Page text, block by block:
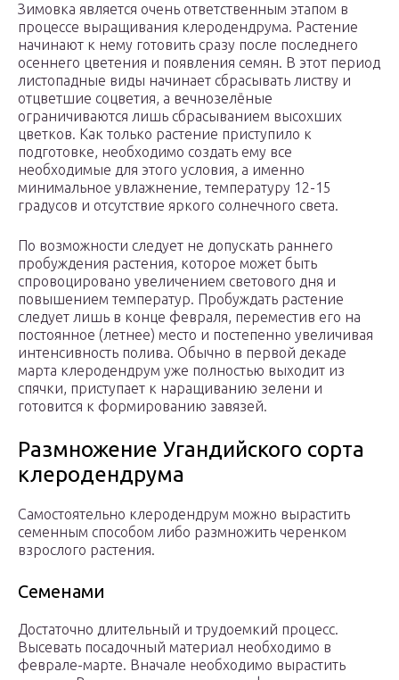
Зимовка является очень ответственным этапом в
процессе выращивания клеродендрума. Растение
начинают к нему готовить сразу после последнего
осеннего цветения и появления семян. В этот период
листопадные виды начинает сбрасывать листву и
отцветшие соцветия, а вечнозелёные
ограничиваются лишь сбрасыванием высохших
цветков. Как только растение приступило к
подготовке, необходимо создать ему все
необходимые для этого условия, а именно
минимальное увлажнение, температуру 12-15
градусов и отсутствие яркого солнечного света.
По возможности следует не допускать раннего
пробуждения растения, которое может быть
спровоцировано увеличением светового дня и
повышением температур. Пробуждать растение
следует лишь в конце февраля, переместив его на
постоянное (летнее) место и постепенно увеличивая
интенсивность полива. Обычно в первой декаде
марта клеродендрум уже полностью выходит из
спячки, приступает к наращиванию зелени и
готовится к формированию завязей.
Размножение Угандийского сорта
клеродендрума
Самостоятельно клеродендрум можно вырастить
семенным способом либо размножить черенком
взрослого растения.
Семенами
Достаточно длительный и трудоемкий процесс.
Высевать посадочный материал необходимо в
феврале-марте. Вначале необходимо вырастить